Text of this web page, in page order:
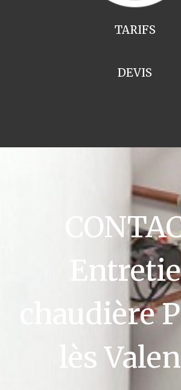
TARIFS
DEVIS
chaudière
lès